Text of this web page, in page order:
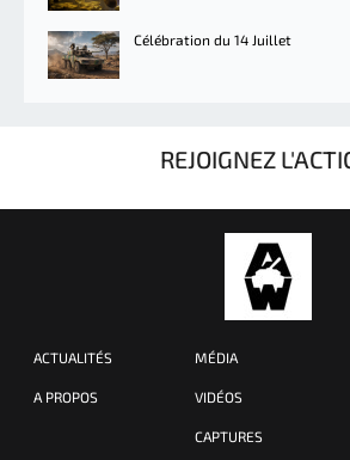
Célébration du 14 Juillet
REJOIGNEZ
ACTUALITÉS
A PROPOS
MÉDIA
VIDÉOS
CAPTURES